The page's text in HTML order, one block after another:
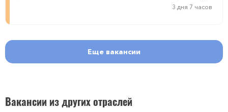
3 дня 7 часов
Еще вакансии
Вакансии из других отраслей